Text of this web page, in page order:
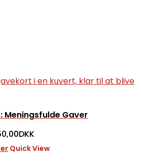
Meningsfulde Gaver
DKKPrisinterval:
250,00DKK
til
950,00DKK
Quick View